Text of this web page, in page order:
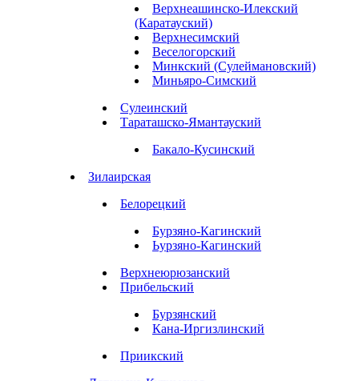
Верхнеашинско-Илекский
(Каратауский)
Верхнесимский
Веселогорский
Минкский (Сулеймановский)
Миньяро-Симский
Сулеинский
Тараташско-Ямантауский
Бакало-Кусинский
Зилаирская
Белорецкий
Бурзяно-Кагинский
Ьурзяно-Кагинский
Верхнеюрюзанский
Прибельский
Бурзянский
Кана-Иргизлинский
Приикский